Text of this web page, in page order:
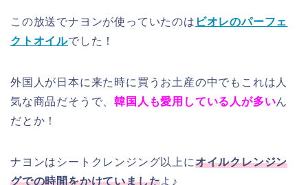
この放送でナヨンが使っていたのは ビオレのパーフェ
クトオイルでした！
外国人が日本に来た時に買うお土産の中でもこれは人
気な商品だそうで、韓国人も愛用している人が多いん
だとか！
ナヨンはシートクレンジング以上にオイルクレンジン
グでの時間をかけていましたよ♪